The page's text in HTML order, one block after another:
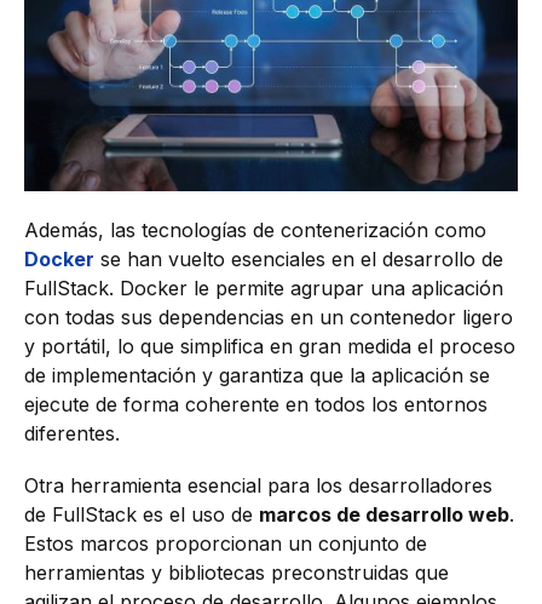
Además, las tecnologías de contenerización como
Docker se han vuelto esenciales en el desarrollo de
FullStack. Docker le permite agrupar una aplicación
con todas sus dependencias en un contenedor ligero
y portátil, lo que simplifica en gran medida el proceso
de implementación y garantiza que la aplicación se
ejecute de forma coherente en todos los entornos
diferentes.
Otra herramienta esencial para los desarrolladores
de FullStack es el uso de marcos de desarrollo web.
Estos marcos proporcionan un conjunto de
herramientas y bibliotecas preconstruidas que